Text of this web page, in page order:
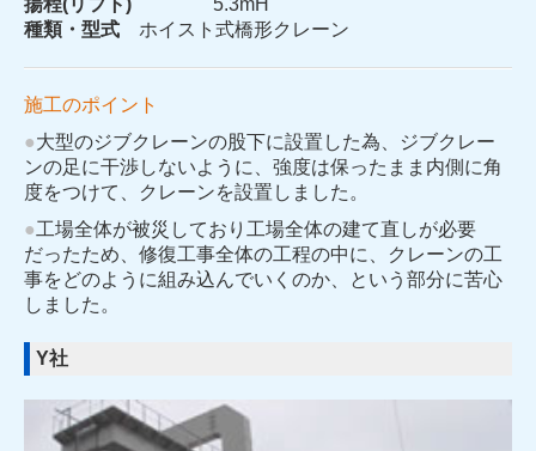
種類・型式 ホイスト式橋形クレーン
施工のポイント
●大型のジブクレーンの股下に設置した為、ジブクレー
ンの足に干渉しないように、強度は保ったまま内側に角
度をつけて、クレーンを設置しました。
●工場全体が被災しており工場全体の建て直しが必要
だったため、修復工事全体の工程の中に、クレーンの工
事をどのように組み込んでいくのか、という部分に苦心
しました。
Y社